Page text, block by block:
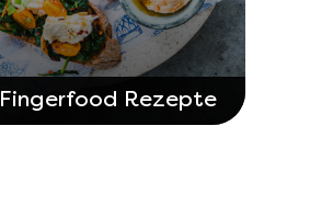
Fingerfood Rezepte